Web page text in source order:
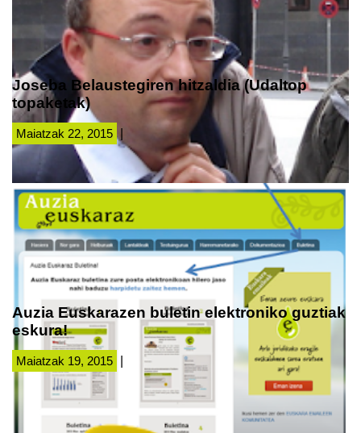
Joseba Belaustegiren hitzaldia (Udaltop
topaketak)
Maiatzak 22, 2015
Auzia Euskarazen buletin elektroniko guztiak
eskura!
Maiatzak 19, 2015